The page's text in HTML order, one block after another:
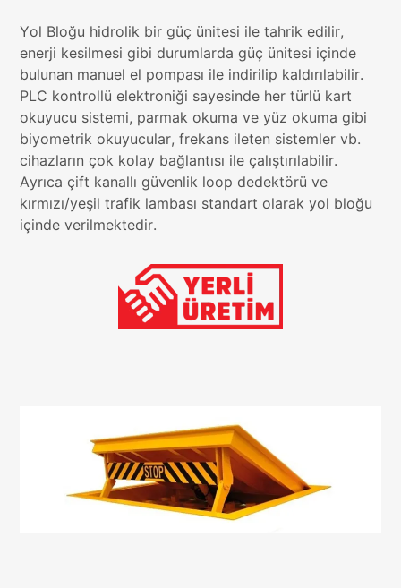
Yol Bloğu hidrolik bir güç ünitesi ile tahrik edilir,
enerji kesilmesi gibi durumlarda güç ünitesi içinde
bulunan manuel el pompası ile indirilip kaldırılabilir.
PLC kontrollü elektroniği sayesinde her türlü kart
okuyucu sistemi, parmak okuma ve yüz okuma gibi
biyometrik okuyucular, frekans ileten sistemler vb.
cihazların çok kolay bağlantısı ile çalıştırılabilir.
Ayrıca çift kanallı güvenlik loop dedektörü ve
kırmızı/yeşil trafik lambası standart olarak yol bloğu
içinde verilmektedir.